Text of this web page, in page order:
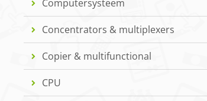
Computersysteem
Concentrators & multiplexers
Copier & multifunctional
CPU